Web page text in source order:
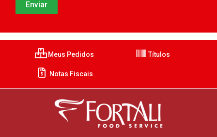
Meus Pedidos Títulos
Notas Fiscais